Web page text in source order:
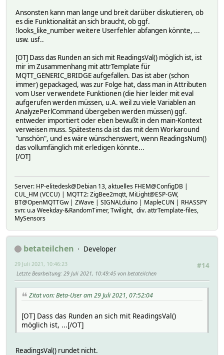
Ansonsten kann man lange und breit darüber diskutieren, ob
es die Funktionalität an sich braucht, ob ggf.
!looks_like_number weitere Userfehler abfangen könnte, ...
usw. usf..
[OT] Dass das Runden an sich mit ReadingsVal() möglich ist, ist
mir im Zusammenhang mit attrTemplate für
MQTT_GENERIC_BRIDGE aufgefallen. Das ist aber (schon
immer) gepackaged, was zur Folge hat, dass man in Attributen
vom User verwendete Funktionen (die hier leider mit eval
aufgerufen werden müssen, u.A. weil zu viele Variablen an
AnalyzePerlCommand übergeben werden müssen) ggf.
entweder importiert oder eben bewußt in den main-Kontext
verweisen muss. Spätestens da ist das mit dem Workaround
"unschön", und es wäre wünschenswert, wenn ReadingsNum()
das vollumfänglich mit erledigen könnte...
[/OT]
Server: HP-elitedesk@Debian 13, aktuelles FHEM@ConfigDB |
CUL_HM (VCCU) | MQTT2: ZigBee2mqtt, MiLight@ESP-GW,
BT@OpenMQTTGw | ZWave | SIGNALduino | MapleCUN | RHASSPY
svn: u.a Weekday-&RandomTimer, Twilight, div. attrTemplate-files,
MySensors
betateilchen
Developer
#14
29 Juli 2021, 10:46:23
Letzte Bearbeitung: 29 Juli 2021, 10:49:45 von betateilchen
Zitat von: Beta-User am 29 Juli 2021, 07:52:04
[OT] Dass das Runden an sich mit ReadingsVal()
möglich ist, ...[/OT]
ReadingsVal() rundet nicht.